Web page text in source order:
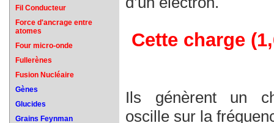
Fil Conducteur
Force d'ancrage entre
atomes
Four micro-onde
Fullerènes
Fusion Nucléaire
Gènes
Glucides
Grains Feynman
Cette charge
Ils génèrent un
oscille sur la